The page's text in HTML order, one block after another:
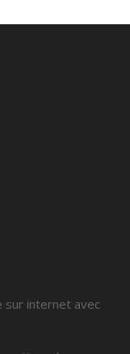
sur internet avec